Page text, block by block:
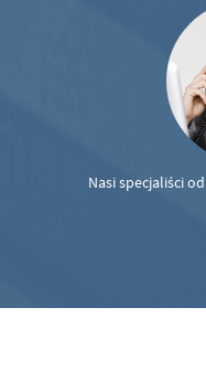
Nasi specjaliści